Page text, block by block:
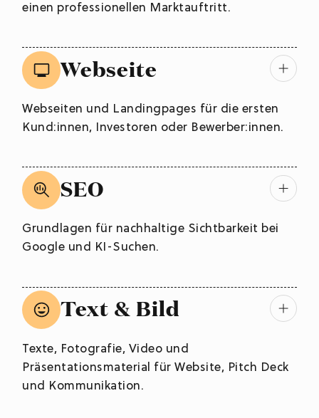
einen professionellen Marktauftritt.
Webseite
Webseiten und Landingpages für die ersten
Kund:innen, Investoren oder Bewerber:innen.
SEO
Grundlagen für nachhaltige Sichtbarkeit bei
Google und KI-Suchen.
Text & Bild
Texte, Fotografie, Video und
Präsentationsmaterial für Website, Pitch Deck
und Kommunikation.